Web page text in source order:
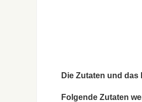
Die Zutaten und
Folgende Zutaten